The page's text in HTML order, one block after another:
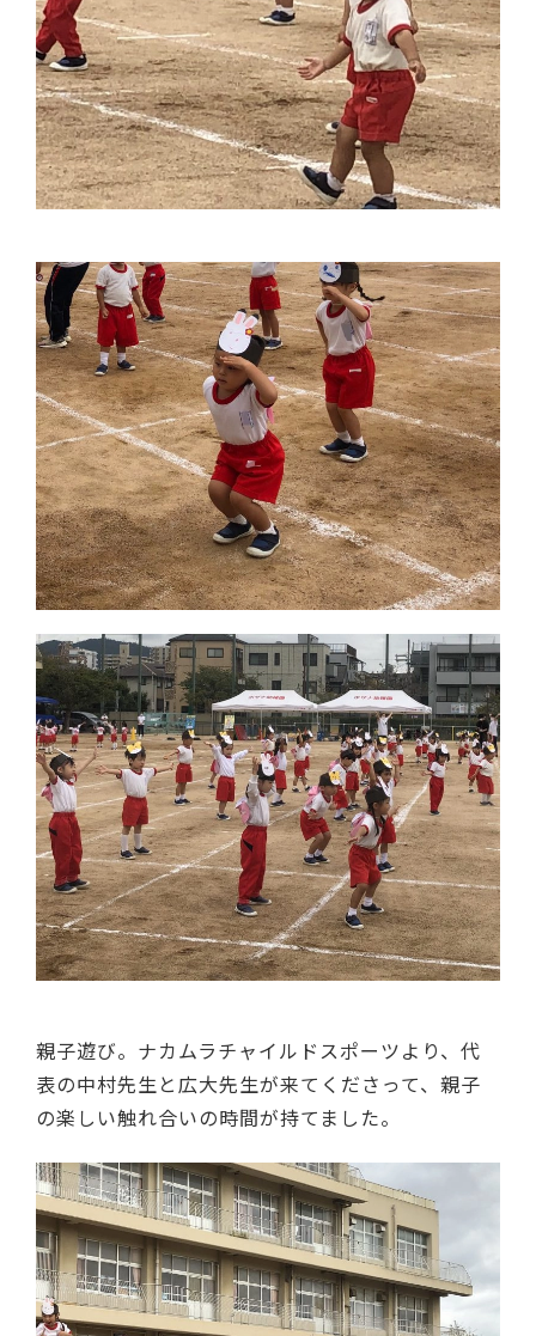
親子遊び。ナカムラチャイルドスポーツより、代
表の中村先生と広大先生が来てくださって、親子
の楽しい触れ合いの時間が持てました。